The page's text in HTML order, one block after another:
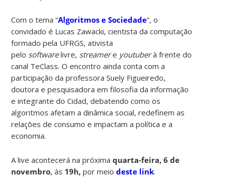
Com o tema “Algoritmos e Sociedade”, o
convidado é Lucas Zawacki, cientista da computação
formado pela UFRGS, ativista
pelo softwarelivre, streamere youtuberà frente do
canal TeClass. O encontro ainda conta com a
participação da professora Suely Figueiredo,
doutora e pesquisadora em filosofia da informação
e integrante do Cidad, debatendo como os
algoritmos afetam a dinâmica social, redefinem as
relações de consumo e impactam a política e a
economia.
A live acontecerá na próximaquarta-feira, 6 de
novembro, às 19h,por meiodeste link.